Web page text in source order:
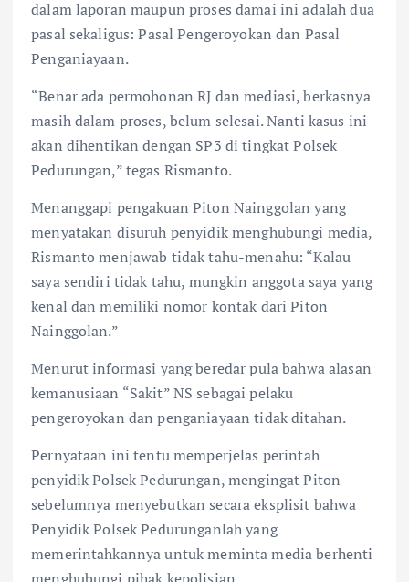
dalam laporan maupun proses damai ini adalah dua
pasal sekaligus: Pasal Pengeroyokan dan Pasal
Penganiayaan.
“Benar ada permohonan RJ dan mediasi, berkasnya
masih dalam proses, belum selesai. Nanti kasus ini
akan dihentikan dengan SP3 di tingkat Polsek
Pedurungan,” tegas Rismanto.
Menanggapi pengakuan Piton Nainggolan yang
menyatakan disuruh penyidik menghubungi media,
Rismanto menjawab tidak tahu-menahu: “Kalau
saya sendiri tidak tahu, mungkin anggota saya yang
kenal dan memiliki nomor kontak dari Piton
Nainggolan.”
Menurut informasi yang beredar pula bahwa alasan
kemanusiaan “Sakit” NS sebagai pelaku
pengeroyokan dan penganiayaan tidak ditahan.
Pernyataan ini tentu memperjelas perintah
penyidik Polsek Pedurungan, mengingat Piton
sebelumnya menyebutkan secara eksplisit bahwa
Penyidik Polsek Pedurunganlah yang
memerintahkannya untuk meminta media berhenti